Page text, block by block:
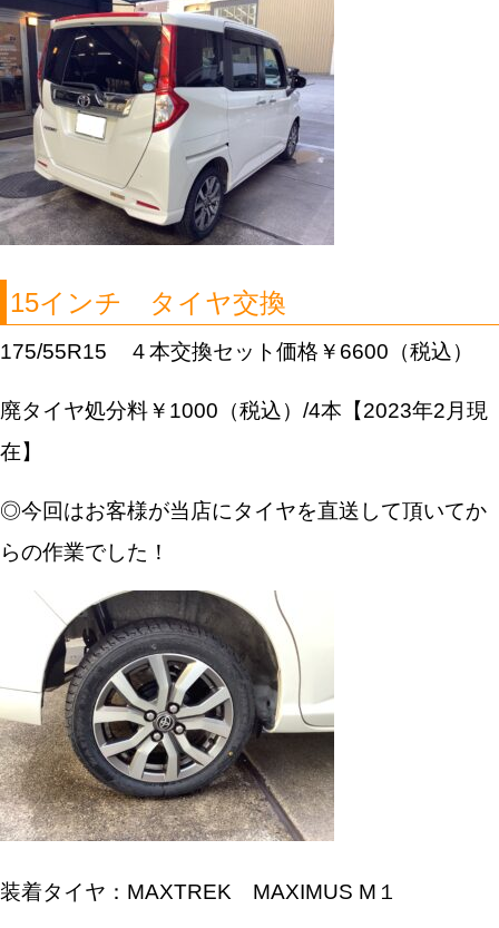
15インチ タイヤ交換
175/55R15 ４本交換セット価格￥6600（税込）
廃タイヤ処分料￥1000（税込）/4本【2023年2月現
在】
◎今回はお客様が当店にタイヤを直送して頂いてか
らの作業でした！
装着タイヤ：MAXTREK MAXIMUS M１